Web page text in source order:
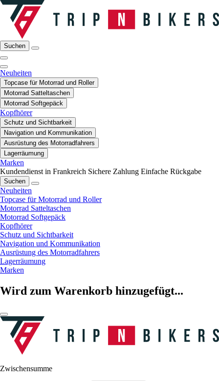
Suchen
Neuheiten
Topcase für Motorrad und Roller
Motorrad Satteltaschen
Motorrad Softgepäck
Kopfhörer
Schutz und Sichtbarkeit
Navigation und Kommunikation
Ausrüstung des Motorradfahrers
Lagerräumung
Marken
Kundendienst in Frankreich Sichere Zahlung Einfache Rückgabe
Suchen
Neuheiten
Topcase für Motorrad und Roller
Motorrad Satteltaschen
Motorrad Softgepäck
Kopfhörer
Schutz und Sichtbarkeit
Navigation und Kommunikation
Ausrüstung des Motorradfahrers
Lagerräumung
Marken
Wird zum Warenkorb hinzugefügt...
Zwischensumme